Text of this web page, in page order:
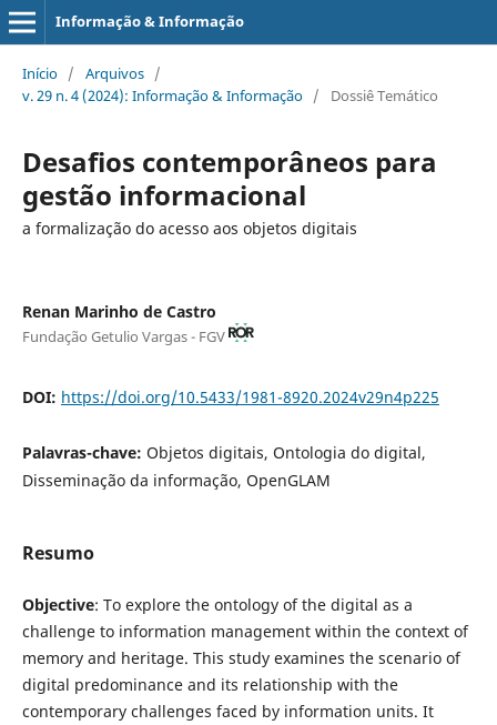
Informação & Informação
Início / Arquivos /
v. 29 n. 4 (2024): Informação & Informação / Dossiê Temático
Desafios contemporâneos para
gestão informacional
a formalização do acesso aos objetos digitais
Renan Marinho de Castro
Fundação Getulio Vargas - FGV
DOI: https://doi.org/10.5433/1981-8920.2024v29n4p225
Palavras-chave: Objetos digitais, Ontologia do digital,
Disseminação da informação, OpenGLAM
Resumo
Objective: To explore the ontology of the digital as a
challenge to information management within the context of
memory and heritage. This study examines the scenario of
digital predominance and its relationship with the
contemporary challenges faced by information units. It